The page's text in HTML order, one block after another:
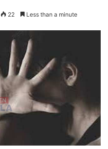
22 Less than a minute